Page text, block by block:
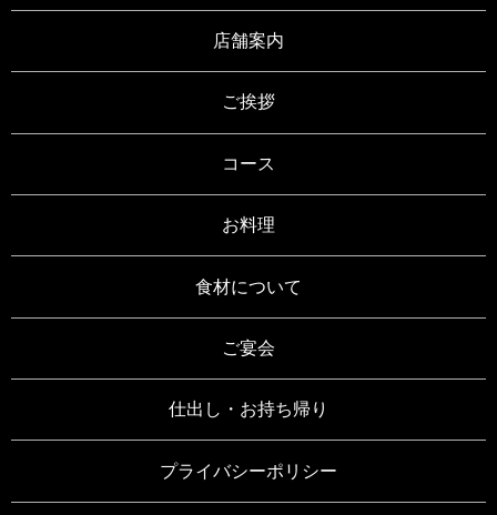
店舗案内
ご挨拶
コース
お料理
食材について
ご宴会
仕出し・お持ち帰り
プライバシーポリシー